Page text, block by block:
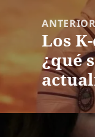
entradasEntrada
anterior:
Los
¿qué